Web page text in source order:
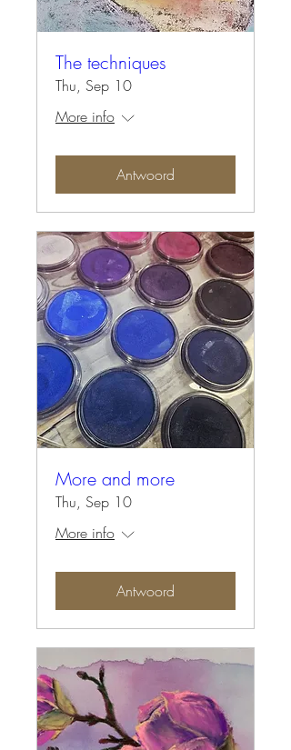
The techniques
Thu, Sep 10
More info
Antwoord
More and more
Thu, Sep 10
More info
Antwoord